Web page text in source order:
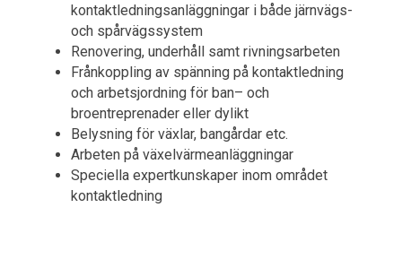
kontaktledningsanläggningar i både järnvägs-
och spårvägssystem
Renovering, underhåll samt rivningsarbeten
Frånkoppling av spänning på kontaktledning
och arbetsjordning för ban– och
broentreprenader eller dylikt
Belysning för växlar, bangårdar etc.
Arbeten på växelvärmeanläggningar
Speciella expertkunskaper inom området
kontaktledning